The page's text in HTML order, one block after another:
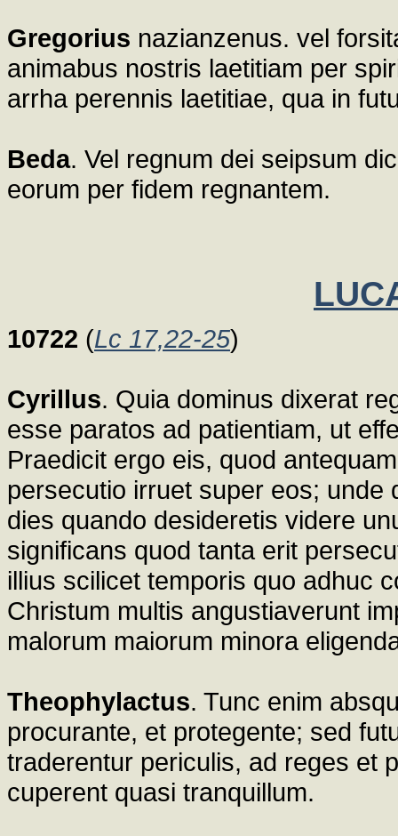
Gregorius nazianzenus. vel
animabus nostris laetitiam per
arrha perennis laetitiae, qua in
Beda. Vel regnum dei seipsum
eorum per fidem regnantem.
10722 (Lc 17,22-25)
Cyrillus. Quia dominus dixerat
esse paratos ad patientiam, ut
Praedicit ergo eis, quod
persecutio irruet super eos;
dies quando desideretis videre
significans quod tanta erit
illius scilicet temporis quo adhuc
Christum multis angustiaverunt
malorum maiorum minora
Theophylactus. Tunc enim
procurante, et protegente; sed
traderentur periculis, ad reges et
cuperent quasi tranquillum.